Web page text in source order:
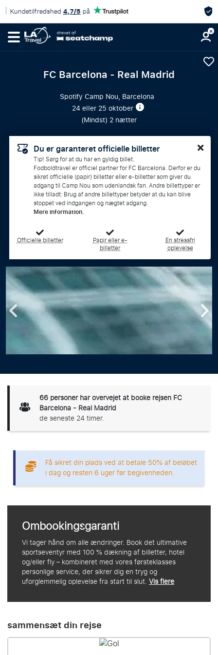
Eksklusiv kampændringsgaranti
FC Barcelona - Real Madrid
Spotify Camp Nou, Barcelona
24 eller 25 oktober
(Mindst) 2 nætter
Du er garanteret officielle billetter
Tip! Sørg for at du har en gyldig billet.
Fodboldtravel er officiel partner for FC Barcelona. Derfor er du
sikret officielle (papir) billetter eller e-billetter som giver du
adgang til Camp Nou som udenlandsk fan. Andre billettyper er
ikke tilladt: Brug af andre billettyper betyder at du kan blive
stoppet ved indgangen og nægtet adgang.
Mere information.
Officielle billetter Papir eller e-
billetter
En stressfri
oplevelse
66 personer har overvejet at booke rejsen FC
Barcelona - Real Madrid
de seneste 24 timer.
Få sikret din plads ved at betale 50% af beløbet
i dag og resten 6 uger før begivenheden.
Ombookingsgaranti
Vi tager hånd om alle ændringer. Book det ultimative
sportseventyr med 100 % dækning af billetter, hotel
og/eller fly – kombineret med vores førsteklasses
personlige service, der sikrer dig en tryg og
uforglemmelig oplevelse fra start til slut.Vis flere
sammensæt din rejse